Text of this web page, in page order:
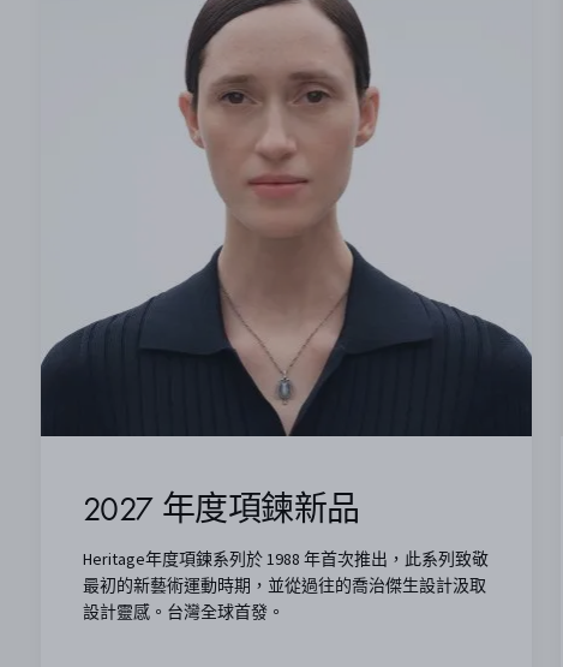
2027 年度項鍊新品
Heritage年度項鍊系列於 1988 年首次推出，此系列致敬
最初的新藝術運動時期，並從過往的喬治傑生設計汲取
設計靈感。台灣全球首發。